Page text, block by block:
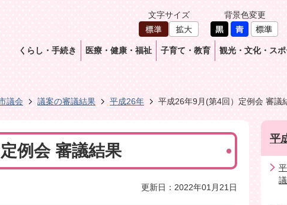
文字サイズ 背景色変更
くらし・手続き 医療・健康・福祉 子育て・教育 観光・文化・ス
議会 議案の審議結果 平成26年 平成26年9月(第4回）定例会 審議
例会 審議結果
更新日：2022年01月21日
平